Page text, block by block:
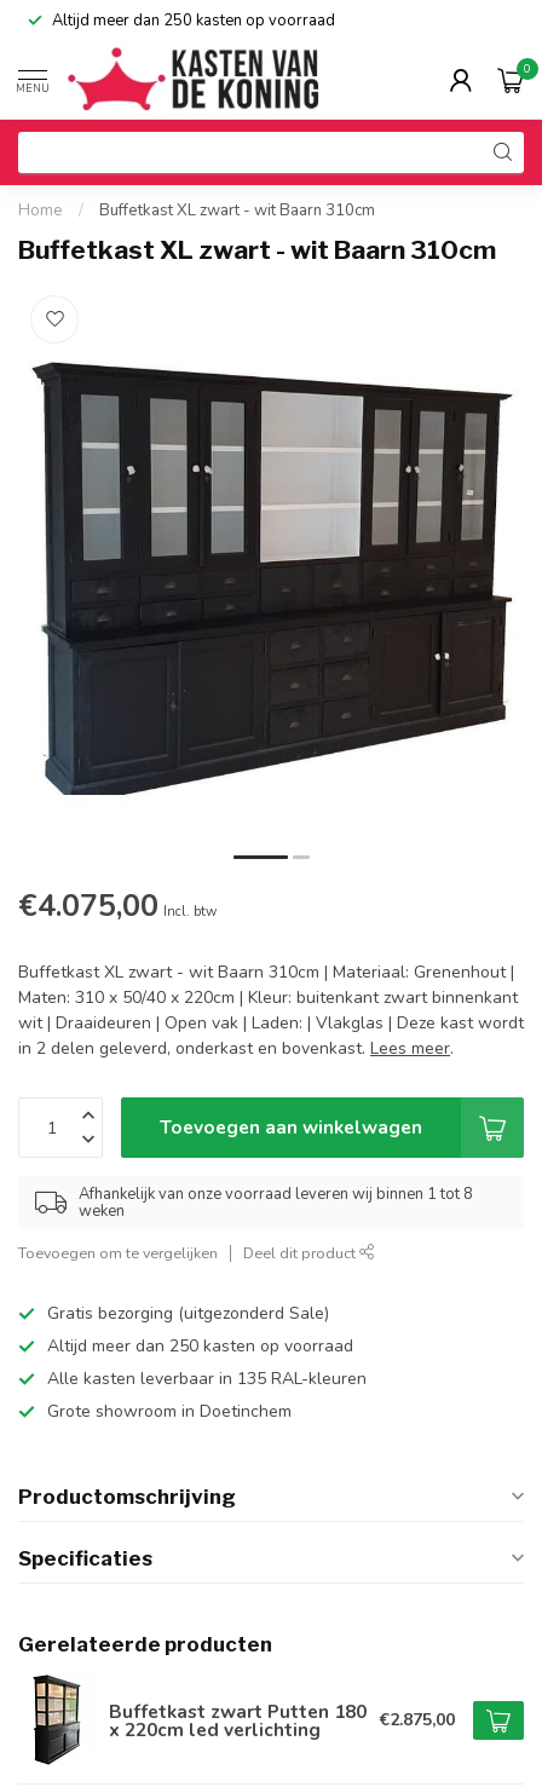
Altijd meer dan 250 kasten op voorraad
MENU
0
Home / Buffetkast XL zwart - wit Baarn 310cm
Buffetkast XL zwart - wit Baarn 310cm
€4.075,00 Incl. btw
Buffetkast XL zwart - wit Baarn 310cm | Materiaal: Grenenhout |
Maten: 310 x 50/40 x 220cm | Kleur: buitenkant zwart binnenkant
wit | Draaideuren | Open vak | Laden: | Vlakglas | Deze kast wordt
in 2 delen geleverd, onderkast en bovenkast. Lees meer.
Toevoegen aan winkelwagen
Afhankelijk van onze voorraad leveren wij binnen 1 tot 8
weken
Toevoegen om te vergelijken Deel dit product
Gratis bezorging (uitgezonderd Sale)
Altijd meer dan 250 kasten op voorraad
Alle kasten leverbaar in 135 RAL-kleuren
Grote showroom in Doetinchem
Productomschrijving
Specificaties
Gerelateerde producten
Buffetkast zwart Putten 180
x 220cm led verlichting €2.875,00